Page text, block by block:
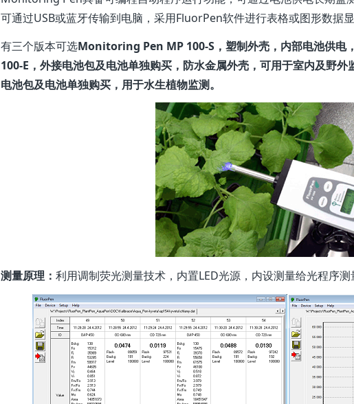
可通过USB或蓝牙传输到电脑，采用FluorPen软件进行表格或图形数据显
有三个版本可选Monitoring Pen MP 100-S，塑制外壳，内部电池供
100-E，外接电池包及电池单独购买，防水金属外壳，可用于室内及野
电池包及电池单独购买，用于水生植物监测。
测量原理： 利用调制荧光测量技术，内置LED光源，内设测量给光程序测